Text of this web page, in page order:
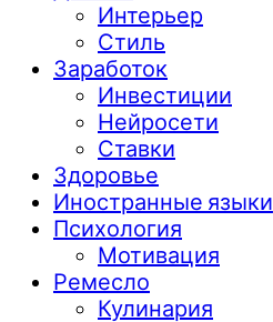
Интерьер
Стиль
Заработок
Инвестиции
Нейросети
Ставки
Здоровье
Иностранные языки
Психология
Мотивация
Ремесло
Кулинария